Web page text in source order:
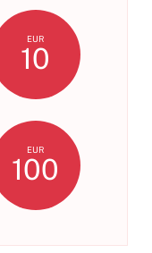
EUR
10
EUR
100